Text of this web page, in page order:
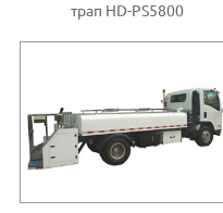
трап HD-PS5800